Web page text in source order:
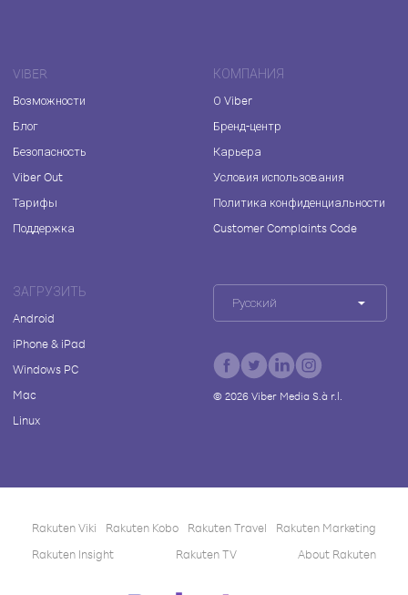
VIBER
Возможности
Блог
Безопасность
Viber Out
Тарифы
Поддержка
КОМПАНИЯ
О Viber
Бренд-центр
Карьера
Условия использования
Политика конфиденциальности
Customer Complaints Code
ЗАГРУЗИТЬ
Android
iPhone & iPad
Windows PC
Mac
Linux
Русский
© 2026Viber Media S.à r.l.
Rakuten Viki Rakuten Kobo Rakuten Travel
Rakuten Marketing
Rakuten Insight
Rakuten TV About Rakuten